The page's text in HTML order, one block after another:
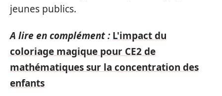
jeunes publics.
A lire en complément : L'impact du
coloriage magique pour CE2 de
mathématiques sur la concentration des
enfants